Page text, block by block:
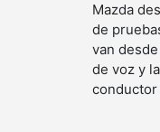
Mazda
de
van
de voz y